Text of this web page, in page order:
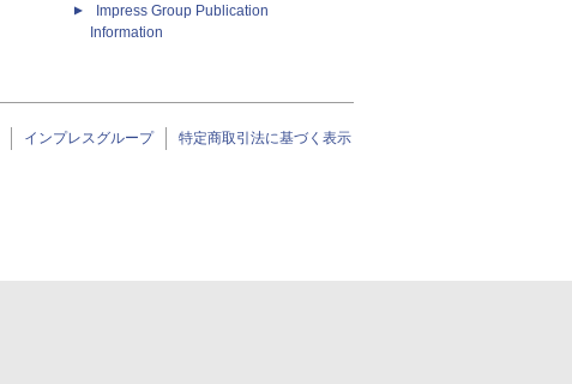
Impress Group Publication
Information
インプレスグループ 特定商取引法に基づく表示